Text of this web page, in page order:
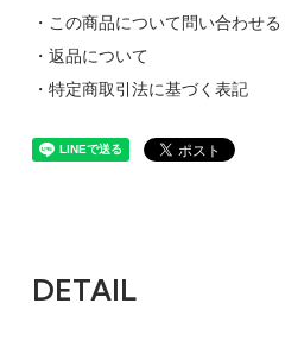
・この商品について問い合わせる
・返品について
・特定商取引法に基づく表記
DETAIL